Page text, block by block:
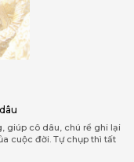
giúp cô dâu, chú rể ghi lại
cuộc đời. Tự chụp thì tất